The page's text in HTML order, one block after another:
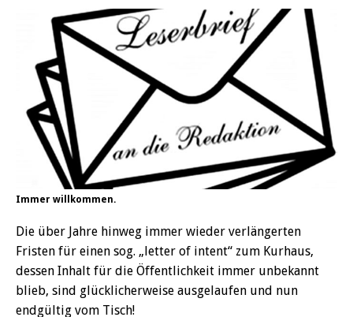
Immer willkommen.
Die über Jahre hinweg immer wieder verlängerten
Fristen für einen sog. „letter of intent“ zum Kurhaus,
dessen Inhalt für die Öffentlichkeit immer unbekannt
blieb, sind glücklicherweise ausgelaufen und nun
endgültig vom Tisch!